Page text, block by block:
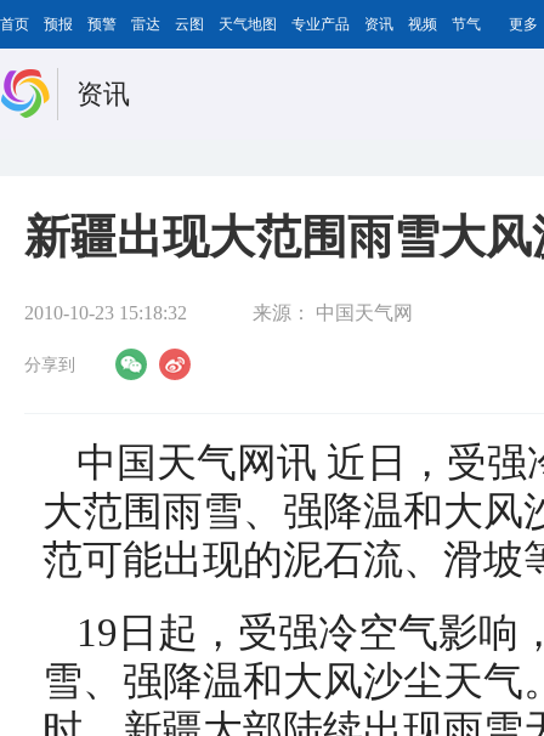
首页 预报 预警 雷达 云图 天气地图 专业产品 资讯 视频 节气 更多
资讯
新疆出现大范围雨雪大
2010-10-23 15:18:32 来源： 中国天气网
分享到
中国天气网讯 近日，受
大范围雨雪、强降温和大风
范可能出现的泥石流、滑坡
19日起，受强冷空气影响
雪、强降温和大风沙尘天气